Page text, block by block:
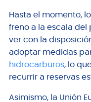
Hasta el momento,
freno a la escala
ver con la
adoptar medidas
hidrocarburos, lo
recurrir a reservas
Asimismo, la Unión